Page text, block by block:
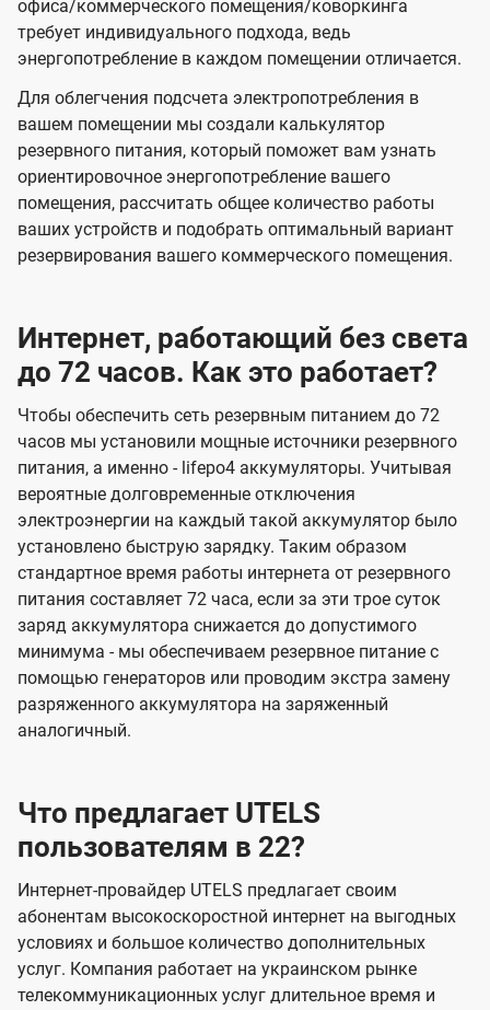
офиса/коммерческого помещения/коворкинга
требует индивидуального подхода, ведь
энергопотребление в каждом помещении отличается.
Для облегчения подсчета электропотребления в
вашем помещении мы создали калькулятор
резервного питания, который поможет вам узнать
ориентировочное энергопотребление вашего
помещения, рассчитать общее количество работы
ваших устройств и подобрать оптимальный вариант
резервирования вашего коммерческого помещения.
Интернет, работающий без света
до 72 часов. Как это работает?
Чтобы обеспечить сеть резервным питанием до 72
часов мы установили мощные источники резервного
питания, а именно - lifepo4 аккумуляторы. Учитывая
вероятные долговременные отключения
электроэнергии на каждый такой аккумулятор было
установлено быструю зарядку. Таким образом
стандартное время работы интернета от резервного
питания составляет 72 часа, если за эти трое суток
заряд аккумулятора снижается до допустимого
минимума - мы обеспечиваем резервное питание с
помощью генераторов или проводим экстра замену
разряженного аккумулятора на заряженный
аналогичный.
Что предлагает UTELS
пользователям в 22?
Интернет-провайдер UTELS предлагает своим
абонентам высокоскоростной интернет на выгодных
условиях и большое количество дополнительных
услуг. Компания работает на украинском рынке
телекоммуникационных услуг длительное время и